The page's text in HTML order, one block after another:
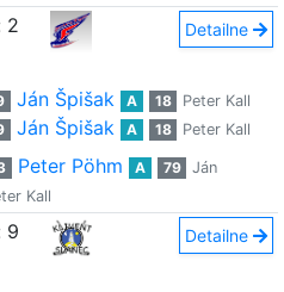
2 Detailne
Ján Špišak A 18
Peter Kall
Ján Špišak A 18 Peter Kall
Peter Pöhm A 79
Ján
Kall
9 Detailne